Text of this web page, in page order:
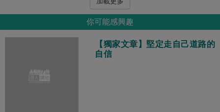
你可能感興趣
【獨家文章】堅定走自己道路的
自信